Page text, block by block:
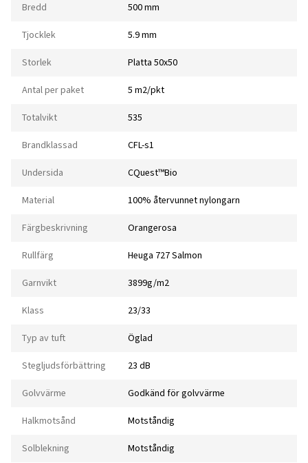
Bredd 500 mm
Tjocklek 5.9 mm
Storlek Platta 50x50
Antal per paket 5 m2/pkt
Totalvikt 535
Brandklassad CFL-s1
Undersida CQuest™Bio
Material 100% återvunnet nylongarn
Färgbeskrivning Orangerosa
Rullfärg Heuga 727 Salmon
Garnvikt 3899g/m2
Klass 23/33
Typ av tuft Öglad
Stegljudsförbättring 23 dB
Golvvärme Godkänd för golvvärme
Halkmotsånd Motståndig
Solblekning Motståndig